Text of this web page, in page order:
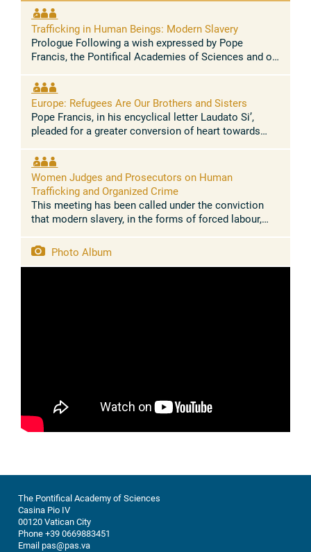
Trafficking in Human Beings: Modern Slavery
Prologue Following a wish expressed by Pope
Francis, the Pontifical Academies of Sciences and of
Federation of the Catholic Medical ...
Europe: Refugees Are Our Brothers and Sisters
Pope Francis, in his encyclical letter Laudato Si’,
pleaded for a greater conversion of heart towards
we need to do more to ...
Women Judges and Prosecutors on Human
Trafficking and Organized Crime
This meeting has been called under the conviction
that modern slavery, in the forms of forced labour,
humanity and must be ...
Photo Album
The Pontifical Academy of Sciences
Casina Pio IV
00120 Vatican City
Phone +39 0669883451
Email pas@pas.va